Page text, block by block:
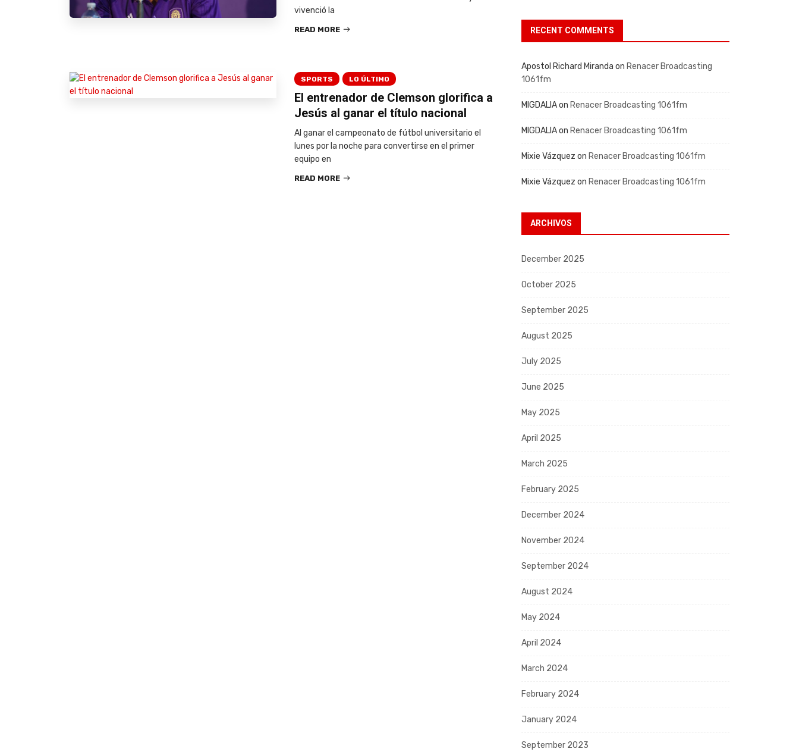
vivenció la
READ MORE
SPORTS LO ÚLTIMO
El entrenador de Clemson glorifica a
Jesús al ganar el título nacional
Al ganar el campeonato de fútbol universitario el
lunes por la noche para convertirse en el primer
equipo en
READ MORE
RECENT COMMENTS
Apostol Richard Miranda on Renacer Broadcasting
1061fm
MIGDALIAon Renacer Broadcasting 1061fm
MIGDALIAon Renacer Broadcasting 1061fm
Mixie Vázquez on Renacer Broadcasting 1061fm
Mixie Vázquez on Renacer Broadcasting 1061fm
ARCHIVOS
December 2025
October 2025
September 2025
August 2025
July 2025
June 2025
May 2025
April 2025
March 2025
February 2025
December 2024
November 2024
September 2024
August 2024
May 2024
April 2024
March 2024
February 2024
January 2024
September 2023